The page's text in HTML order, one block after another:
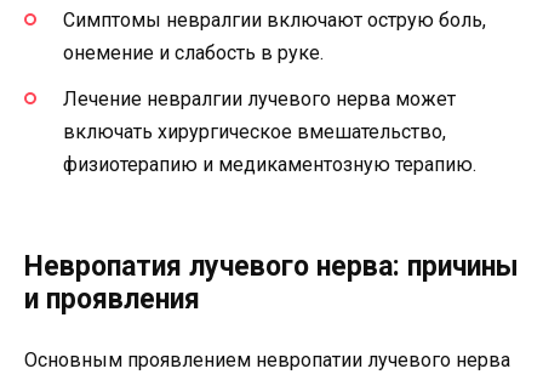
Симптомы невралгии включают острую боль,
онемение и слабость в руке.
Лечение невралгии лучевого нерва может
включать хирургическое вмешательство,
физиотерапию и медикаментозную терапию.
Невропатия лучевого нерва: причины
и проявления
Основным проявлением невропатии лучевого нерва